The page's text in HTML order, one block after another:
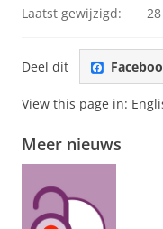
Laatst gewijzigd:
Deel dit
View this page in:
Meer nieuws